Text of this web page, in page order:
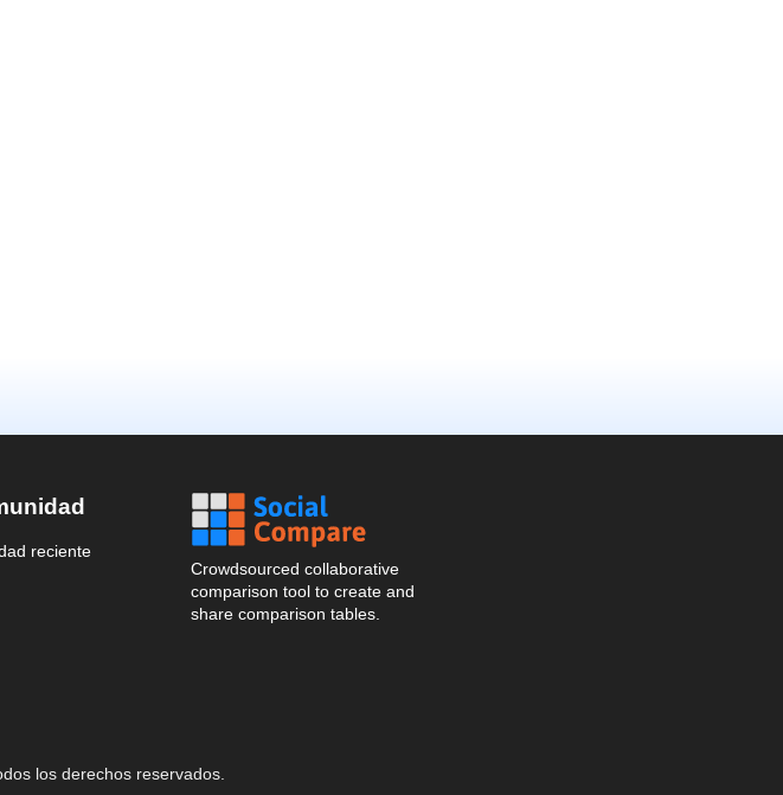
reciente
Crowdsourced collaborative
comparison tool to create and
share comparison tables.
los derechos reservados.